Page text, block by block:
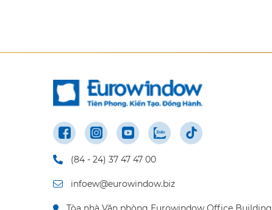
(84 - 24) 37 47 47 00
infoew@eurowindow.biz